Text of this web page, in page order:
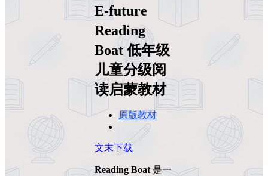
Reading Boat 低年
级儿童分级阅读启
蒙教材
E-future
Reading
Boat 低年级
儿童分级阅
读启蒙教材
原版教材
文末下载
Reading Boat 是一